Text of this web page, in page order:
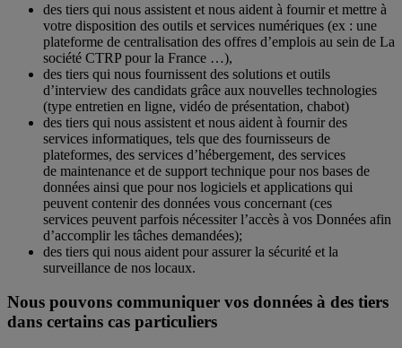
des tiers qui nous assistent et nous aident à fournir et mettre à
votre disposition des outils et services numériques (ex : une
plateforme de centralisation des offres d’emplois au sein de La
société CTRP pour la France …),
des tiers qui nous fournissent des solutions et outils
d’interview des candidats grâce aux nouvelles technologies
(type entretien en ligne, vidéo de présentation, chabot)
des tiers qui nous assistent et nous aident à fournir des
services informatiques, tels que des fournisseurs de
plateformes, des services d’hébergement, des services
de maintenance et de support technique pour nos bases de
données ainsi que pour nos logiciels et applications qui
peuvent contenir des données vous concernant (ces
services peuvent parfois nécessiter l’accès à vos Données afin
d’accomplir les tâches demandées);
des tiers qui nous aident pour assurer la sécurité et la
surveillance de nos locaux.
Nous pouvons communiquer vos données à des tiers
dans certains cas particuliers